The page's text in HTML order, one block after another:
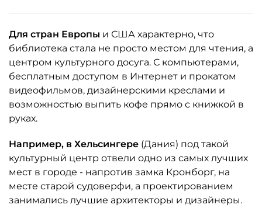
Для стран Европы и США характерно, что
библиотека стала не просто местом для чтения, а
центром культурного досуга. С компьютерами,
бесплатным доступом в Интернет и прокатом
видеофильмов, дизайнерскими креслами и
возможностью выпить кофе прямо с книжкой в
руках.
Например, в Хельсингере (Дания) под такой
культурный центр отвели одно из самых лучших
мест в городе - напротив замка Кронборг, на
месте старой судоверфи, а проектированием
занимались лучшие архитекторы и дизайнеры.